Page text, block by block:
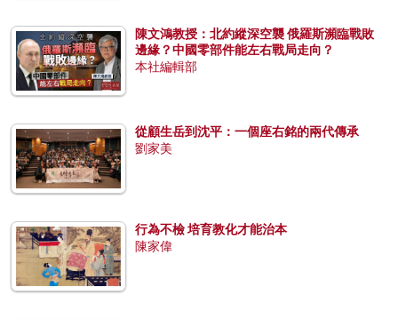
陳文鴻教授：北約縱深空襲 俄羅斯瀕臨戰敗
邊緣？中國零部件能左右戰局走向？
本社編輯部
從顧生岳到沈平：一個座右銘的兩代傳承
劉家美
行為不檢 培育教化才能治本
陳家偉